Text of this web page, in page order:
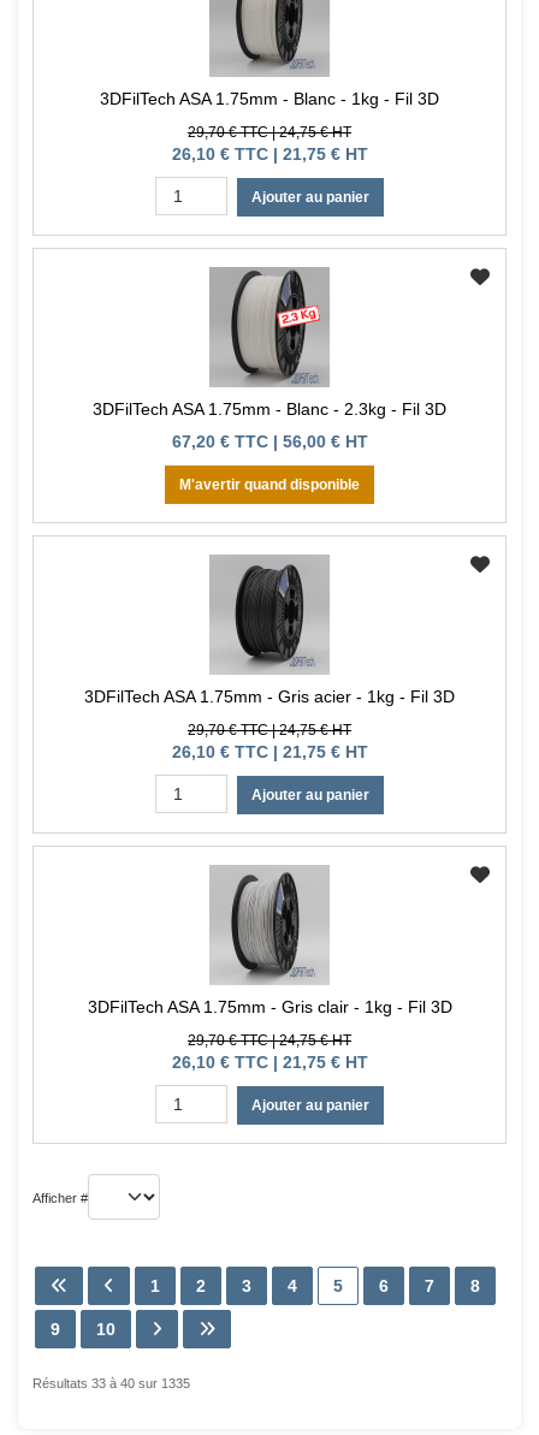
3DFilTech ASA 1.75mm - Blanc - 1kg - Fil 3D
29,70 € TTC | 24,75 € HT
26,10 € TTC | 21,75 € HT
Ajouter au panier
3DFilTech ASA 1.75mm - Blanc - 2.3kg - Fil 3D
67,20 € TTC | 56,00 € HT
M'avertir quand disponible
3DFilTech ASA 1.75mm - Gris acier - 1kg - Fil 3D
29,70 € TTC | 24,75 € HT
26,10 € TTC | 21,75 € HT
Ajouter au panier
3DFilTech ASA 1.75mm - Gris clair - 1kg - Fil 3D
29,70 € TTC | 24,75 € HT
26,10 € TTC | 21,75 € HT
Ajouter au panier
Afficher #
1 2 3 4 5 6 7 8
9 10
Résultats 33 à 40 sur 1335